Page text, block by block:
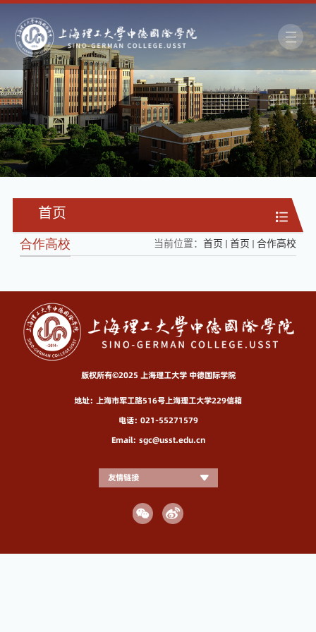
首页
当前位置：首页 首页 合作高校
合作高校
版权所有©2025 上海理工大学 中德国际学院
地址：上海市军工路516号上海理工大学229信箱
电话：021-55271579
Email：sgc@usst.edu.cn
友情链接